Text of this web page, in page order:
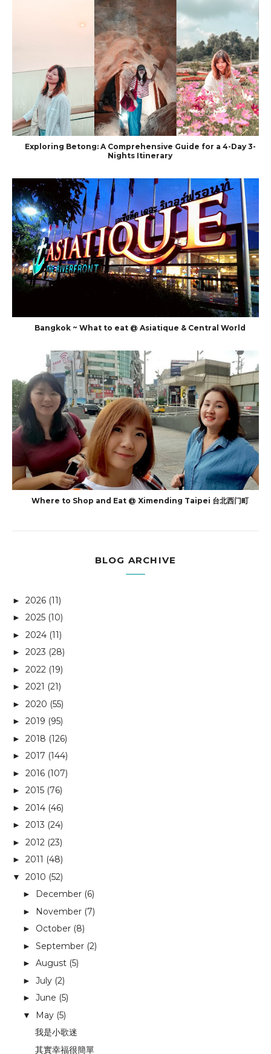
Exploring Betong: A Comprehensive Guide for a 4-Day 3-
Nights Itinerary
Bangkok ~ What to eat @ Asiatique & Central World
Where to Shop and Eat @ Ximending Taipei 台北西门町
BLOG ARCHIVE
► 2026 (11)
► 2025 (10)
► 2024 (11)
► 2023 (28)
► 2022 (19)
► 2021 (21)
► 2020 (55)
► 2019 (95)
► 2018 (126)
► 2017 (144)
► 2016 (107)
► 2015 (76)
► 2014 (46)
► 2013 (24)
► 2012 (23)
► 2011 (48)
▼ 2010 (52)
► December (6)
► November (7)
► October (8)
► September (2)
► August (5)
► July (2)
► June (5)
▼ May (5)
我是小歌迷
其實幸福很簡單